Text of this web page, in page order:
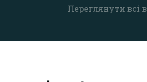
Переглянути всі